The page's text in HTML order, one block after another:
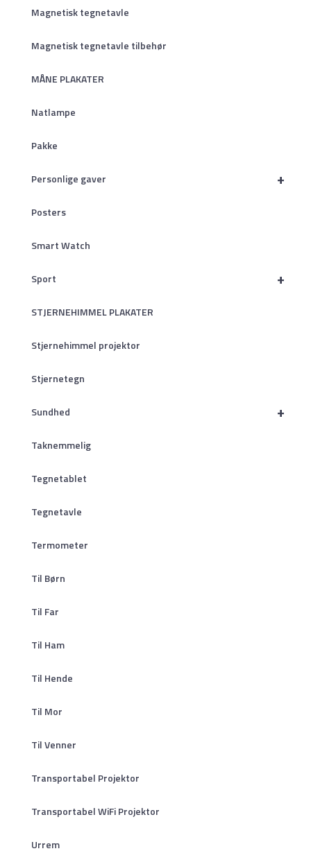
Magnetisk tegnetavle
Magnetisk tegnetavle tilbehør
MÅNE PLAKATER
Natlampe
Pakke
+
Personlige gaver
Posters
Smart Watch
+
Sport
STJERNEHIMMEL PLAKATER
Stjernehimmel projektor
Stjernetegn
+
Sundhed
Taknemmelig
Tegnetablet
Tegnetavle
Termometer
Til Børn
Til Far
Til Ham
Til Hende
Til Mor
Til Venner
Transportabel Projektor
Transportabel WiFi Projektor
Urrem